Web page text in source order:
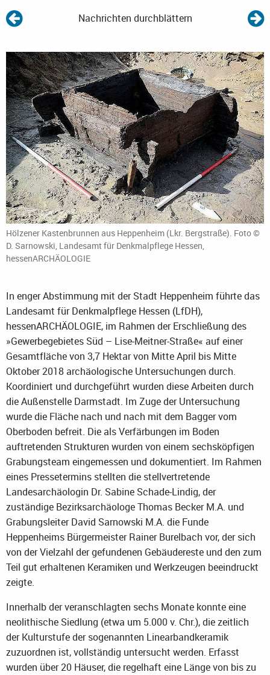
Nachrichten durchblättern
Hölzener Kastenbrunnen aus Heppenheim (Lkr. Bergstraße). Foto ©
D. Sarnowski, Landesamt für Denkmalpflege Hessen,
hessenARCHÄOLOGIE
In enger Abstimmung mit der Stadt Heppenheim führte das
Landesamt für Denkmalpflege Hessen (LfDH),
hessenARCHÄOLOGIE, im Rahmen der Erschließung des
»Gewerbegebietes Süd – Lise-Meitner-Straße« auf einer
Gesamtfläche von 3,7 Hektar von Mitte April bis Mitte
Oktober 2018 archäologische Untersuchungen durch.
Koordiniert und durchgeführt wurden diese Arbeiten durch
die Außenstelle Darmstadt. Im Zuge der Untersuchung
wurde die Fläche nach und nach mit dem Bagger vom
Oberboden befreit. Die als Verfärbungen im Boden
auftretenden Strukturen wurden von einem sechsköpfigen
Grabungsteam eingemessen und dokumentiert. Im Rahmen
eines Pressetermins stellten die stellvertretende
Landesarchäologin Dr. Sabine Schade-Lindig, der
zuständige Bezirksarchäologe Thomas Becker M.A. und
Grabungsleiter David Sarnowski M.A. die Funde
Heppenheims Bürgermeister Rainer Burelbach vor, der sich
von der Vielzahl der gefundenen Gebäudereste und den zum
Teil gut erhaltenen Keramiken und Werkzeugen beeindruckt
zeigte.
Innerhalb der veranschlagten sechs Monate konnte eine
neolithische Siedlung (etwa um 5.000 v. Chr.), die zeitlich
der Kulturstufe der sogenannten Linearbandkeramik
zuzuordnen ist, vollständig untersucht werden. Erfasst
wurden über 20 Häuser, die regelhaft eine Länge von bis zu